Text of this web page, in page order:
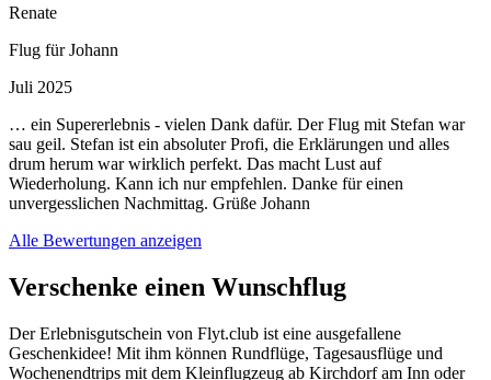
Renate
Flug für Johann
Juli 2025
… ein Supererlebnis - vielen Dank dafür. Der Flug mit Stefan war
sau geil. Stefan ist ein absoluter Profi, die Erklärungen und alles
drum herum war wirklich perfekt. Das macht Lust auf
Wiederholung. Kann ich nur empfehlen. Danke für einen
unvergesslichen Nachmittag. Grüße Johann
Alle Bewertungen anzeigen
Verschenke einen Wunschflug
Der Erlebnisgutschein von Flyt.club ist eine ausgefallene
Geschenkidee! Mit ihm können Rundflüge, Tagesausflüge und
Wochenendtrips mit dem Kleinflugzeug ab Kirchdorf am Inn oder